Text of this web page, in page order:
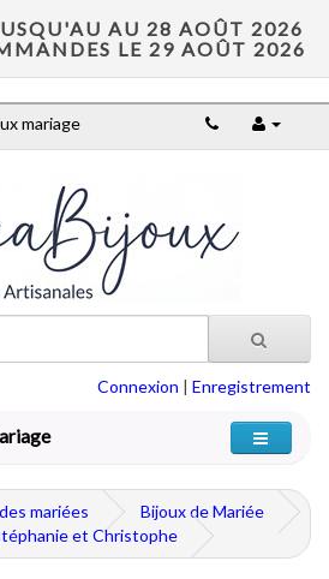
AU 28 AOÛT 2026
LE 29 AOÛT 2026
mariage
Connexion | Enregistrement
mariées
Bijoux de Mariée
et Christophe